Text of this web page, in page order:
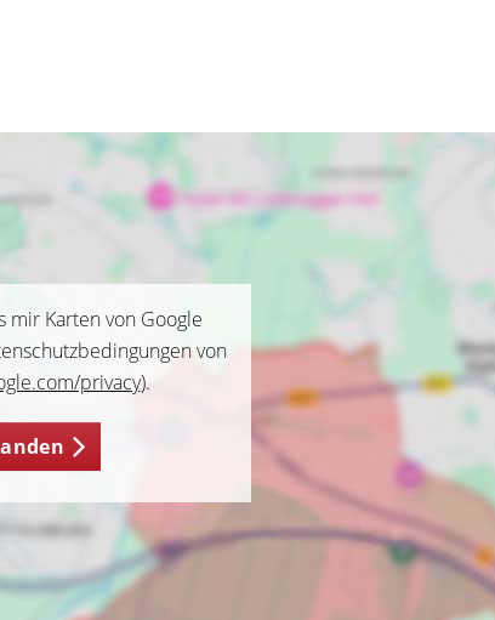
mir Karten von Google
von
privacy).